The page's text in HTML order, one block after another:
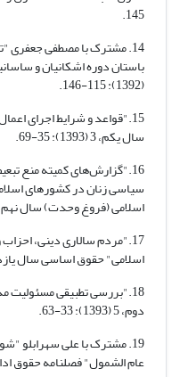
145.
14. مشترک با مصطفی جعفری
(1392): 115-146.
15."قواعد و شرایط اجرای
سال یکم، 3 (1393): 35-69.
16."گزارش‌های کمیته منع
سیاسی زنان در کشورهای
اسلامی (فروغ وحدت) سال نهم، 35 (1393): 47-
17."مردم سالاری دینی،
اسلامی" حقوق اساسی سال یازدهم، 21
18."بررسی تطبیقی
دوم، 5 (1393): 33-63.
19. مشترک با علی سهرابلو
عام الشمول" فصلنامه حقوق اداری دوم، 7